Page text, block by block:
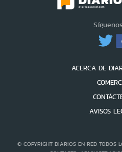
ACERCA DE
AVISOS
© COPYRIGHT DIARIOS EN RED TODOS